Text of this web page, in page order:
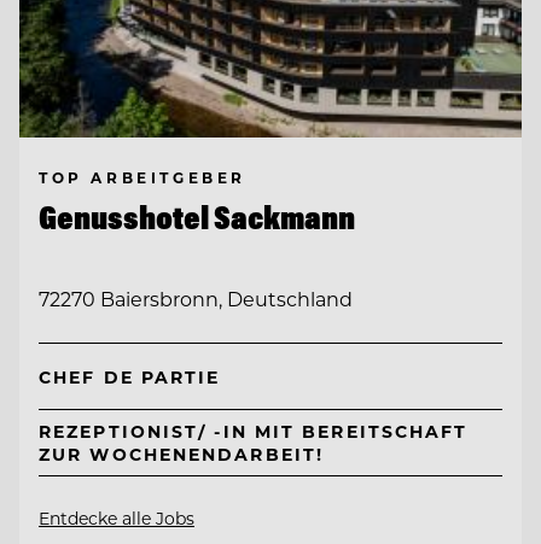
TOP ARBEITGEBER
Genusshotel Sackmann
72270 Baiersbronn, Deutschland
CHEF DE PARTIE
REZEPTIONIST/ -IN MIT BEREITSCHAFT
ZUR WOCHENENDARBEIT!
Entdecke alle Jobs